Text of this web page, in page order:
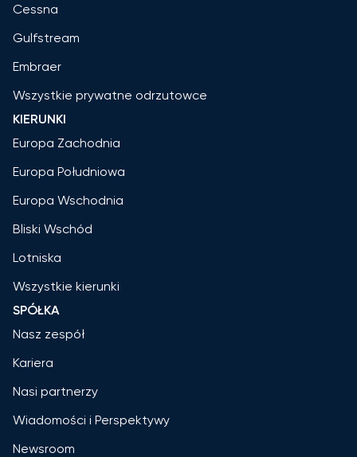
Cessna
Gulfstream
Embraer
Wszystkie prywatne odrzutowce
KIERUNKI
Europa Zachodnia
Europa Południowa
Europa Wschodnia
Bliski Wschód
Lotniska
Wszystkie kierunki
SPÓŁKA
Nasz zespół
Kariera
Nasi partnerzy
Wiadomości i Perspektywy
Newsroom